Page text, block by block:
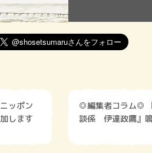
ッポン
します
◎編集者コラム◎
談係 伊達政鷹』